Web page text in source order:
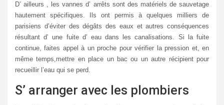
D’ ailleurs , les vannes d’ arrêts sont des matériels de sauvetage
hautement spécifiques. Ils ont permis à quelques milliers de
parisiens d’éviter des dégâts des eaux et autres conséquences
résultant d’ une fuite d’ eau dans les canalisations. Si la fuite
continue, faites appel à un proche pour vérifier la pression et, en
même temps,mettre en place un bac ou un autre récipient pour
recueillir l’eau qui se perd.
S’ arranger avec les plombiers